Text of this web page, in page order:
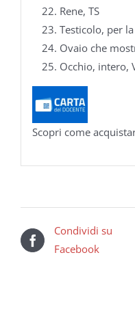
Rene, TS
Testicolo, per
Ovaio che
Occhio, intero,
Scopri come
Condividi su
Facebook